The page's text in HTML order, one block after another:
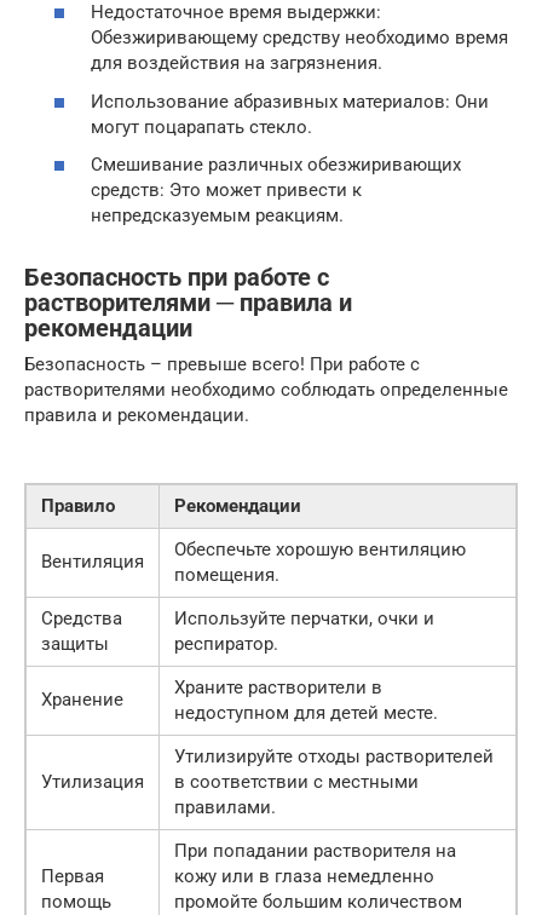
Недостаточное время выдержки:
Обезжиривающему средству необходимо время
для воздействия на загрязнения.
Использование абразивных материалов: Они
могут поцарапать стекло.
Смешивание различных обезжиривающих
средств: Это может привести к
непредсказуемым реакциям.
Безопасность при работе с
растворителями ─ правила и
рекомендации
Безопасность – превыше всего! При работе с
растворителями необходимо соблюдать определенные
правила и рекомендации.
Правило Рекомендации
Вентиляция
Обеспечьте хорошую вентиляцию
помещения.
Средства
защиты
Используйте перчатки, очки и
респиратор.
Хранение
Храните растворители в
недоступном для детей месте.
Утилизация
Утилизируйте отходы растворителей
в соответствии с местными
правилами.
Первая
помощь
При попадании растворителя на
кожу или в глаза немедленно
промойте большим количеством